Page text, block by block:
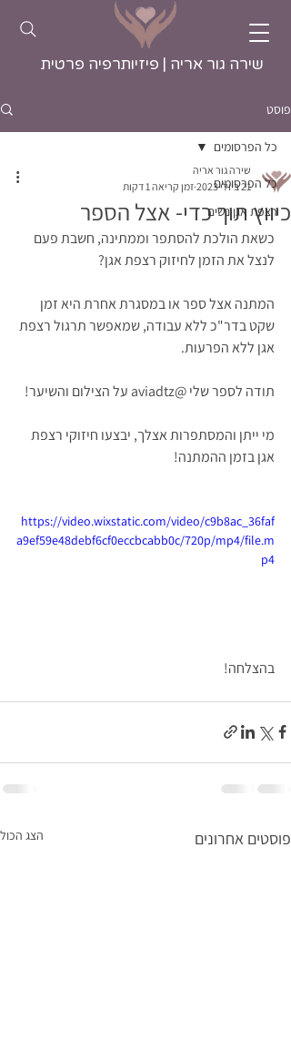
שירה גור אריה | פיזיותרפיה פרטית
פוסט
כל הפרסומים
רצפת אגן נשים
כל הפרסומים
כיווץ תוך כדי- אצל הספר
שירה גור אריה
21 ביולי 2023
זמן קריאה 1 דקות
כשאת הולכת להסתפר וממתינה, חשבת פעם
לנצל את הזמן לחיזוק רצפת אגן?
המתנה אצל ספר או במסגרת אחרת היא זמן
שקט בדר"כ ללא עבודה, שמאפשר תרגול רצפת
אגן ללא הפרעות.
תודה לספר שלי @aviadtz על הצילום והשיער!
מי ייתן והמסתפרות אצלך, יבצעו חיזוקי רצפת
אגן בזמן ההמתנה!
https://video.wixstatic.com/video/c9b8ac_36faf
a9ef59e48debf6cf0eccbcabb0c/720p/mp4/file.m
p4
בהצלחה!
פוסטים אחרונים הצג הכול